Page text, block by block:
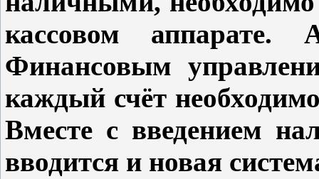
кассовом аппарате.
Финансовым
каждый счёт
Вместе с введением
вводится и новая